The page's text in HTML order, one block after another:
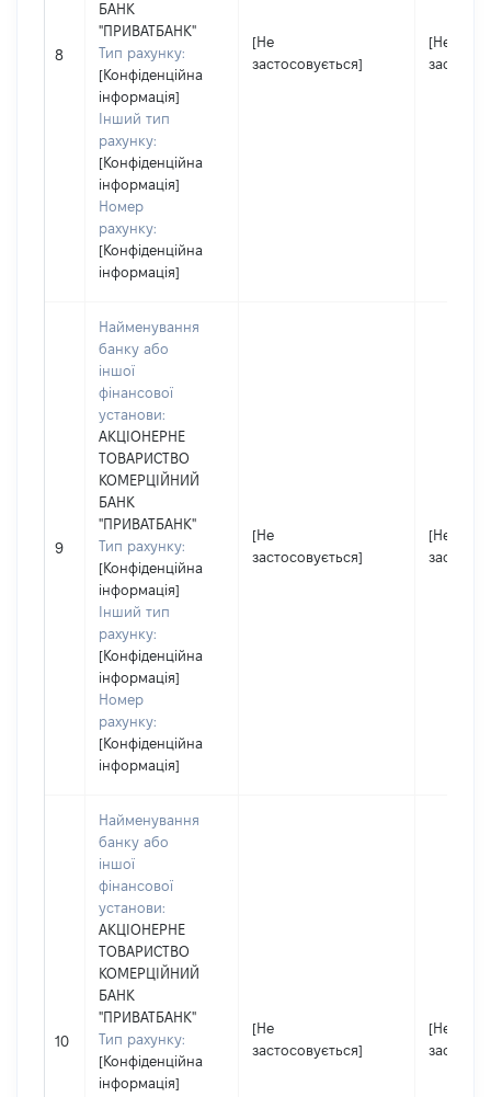
8
БАНК
"ПРИВАТБАНК"
Тип рахунку:
[Конфіденційна
інформація]
Інший тип
рахунку:
[Конфіденційна
інформація]
Номер
рахунку:
[Конфіденційна
інформація]
[Не
застосовується]
[Не
9
Найменування
банку або
іншої
фінансової
установи:
АКЦІОНЕРНЕ
ТОВАРИСТВО
КОМЕРЦІЙНИЙ
БАНК
"ПРИВАТБАНК"
Тип рахунку:
[Конфіденційна
інформація]
Інший тип
рахунку:
[Конфіденційна
інформація]
Номер
рахунку:
[Конфіденційна
інформація]
[Не
застосовується]
[Не
10
Найменування
банку або
іншої
фінансової
установи:
АКЦІОНЕРНЕ
ТОВАРИСТВО
КОМЕРЦІЙНИЙ
БАНК
"ПРИВАТБАНК"
Тип рахунку:
[Конфіденційна
інформація]
[Не
застосовується]
[Не